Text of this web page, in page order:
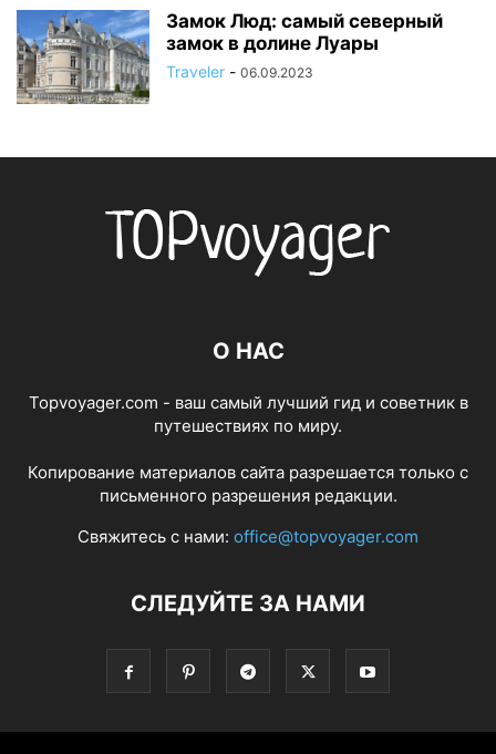
Замок Люд: самый северный
замок в долине Луары
Traveler - 06.09.2023
О НАС
Topvoyager.com - ваш самый лучший гид и советник в
путешествиях по миру.
Копирование материалов сайта разрешается только с
письменного разрешения редакции.
Свяжитесь с нами: office@topvoyager.com
СЛЕДУЙТЕ ЗА НАМИ